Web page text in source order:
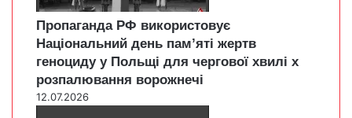
Пропаганда РФ використовує
Національний день пам’яті жертв
геноциду у Польщі для чергової хвилі х
розпалювання ворожнечі
12.07.2026